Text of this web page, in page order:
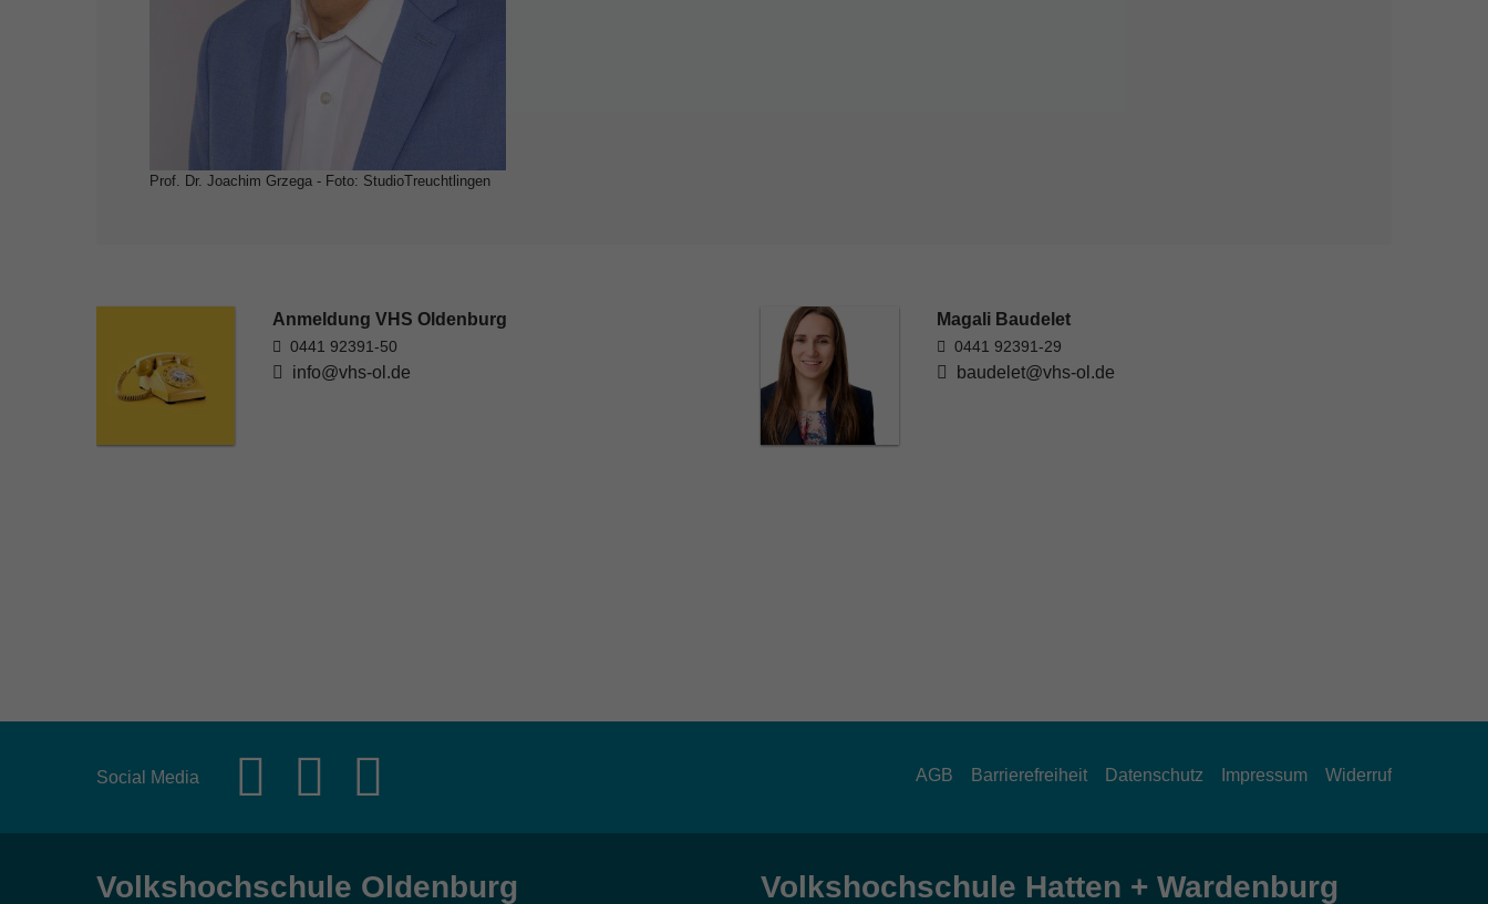
Prof. Dr. Joachim Grzega - Foto: StudioTreuchtlingen
Anmeldung VHS Oldenburg
0441 92391-50
info@vhs-ol.de
Magali Baudelet
0441 92391-29
baudelet@vhs-ol.de
Social Media AGB Barrierefreiheit Datenschutz Impressum Widerruf
Volkshochschule Oldenburg Volkshochschule Hatten + Wardenburg